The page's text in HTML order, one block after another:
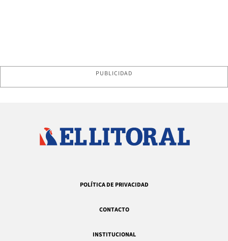
PUBLICIDAD
POLÍTICA DE PRIVACIDAD
CONTACTO
INSTITUCIONAL